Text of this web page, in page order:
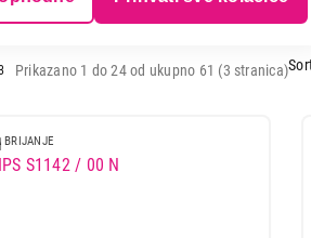
Prikazano 1 do 24 od ukupno 61 (3 stranica)
BRIJANJE